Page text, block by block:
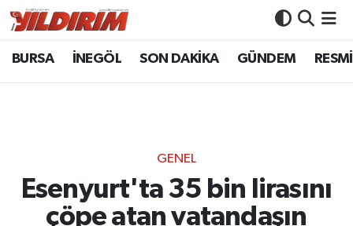
BURSA İNEGÖL SON DAKİKA GÜNDEM
GENEL
Esenyurt'ta 35 bin lirasını
çöpe atan vatandaşın
BURSA
RESMİ İLANLAR
Bursa Nöbetçi Eczaneler
Bursa Trafik Yoğunluk Haritası
Süper Lig Puan Durumu ve Fikstür